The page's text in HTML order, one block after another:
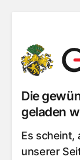
Die
geladen
Es scheint,
unserer